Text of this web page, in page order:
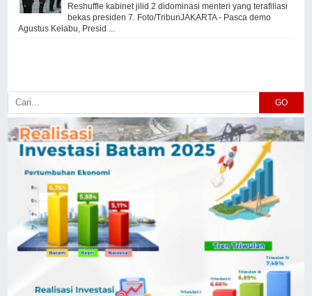
Reshuffle kabinet jilid 2 didominasi menteri yang terafiliasi
bekas presiden 7. Foto/TribunJAKARTA - Pasca demo
Agustus Kelabu, Presid ...
GO